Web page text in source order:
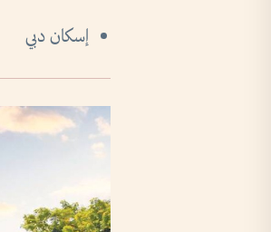
إسكان دبي